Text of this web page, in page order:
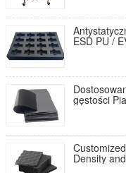
ESD PU /
gęstości
Density